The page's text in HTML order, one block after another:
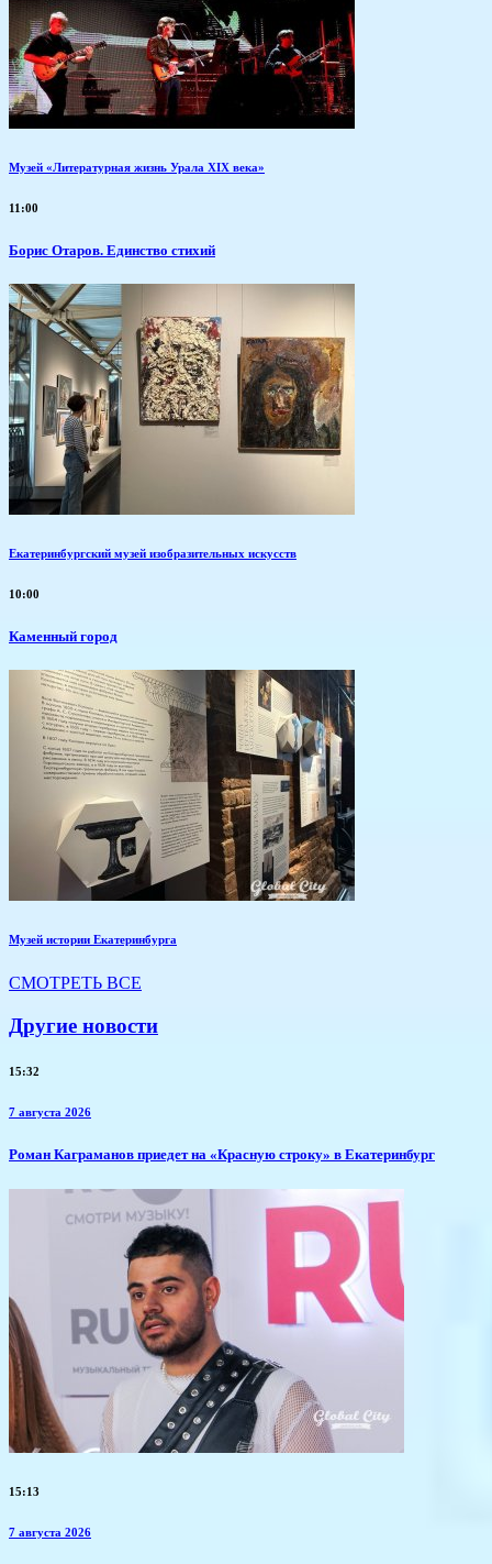
Музей «Литературная жизнь Урала XIX века»
11:00
Борис Отаров. Единство стихий
Екатеринбургский музей изобразительных искусств
10:00
Каменный город
Музей истории Екатеринбурга
СМОТРЕТЬ ВСЕ
Другие новости
15:32
7 августа 2026
​Роман Каграманов приедет на «Красную строку» в Екатеринбург
15:13
7 августа 2026